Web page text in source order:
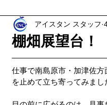
イザ 感染対策 経
ブル蓄電池 ガソリン削
棚畑展望台！
アイスタン スタッフ
仕事で南島原市・加津佐
を止めて立ち寄ってみまし